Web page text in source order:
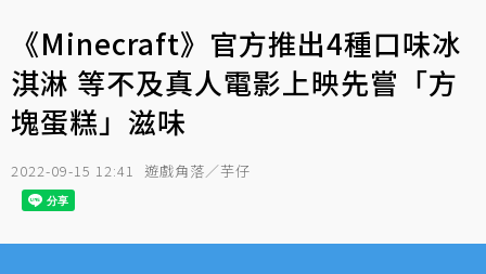
《Minecraft》官方推出4種口味冰
淇淋 等不及真人電影上映先嘗「方
塊蛋糕」滋味
2022-09-15 12:41 遊戲角落／芋仔